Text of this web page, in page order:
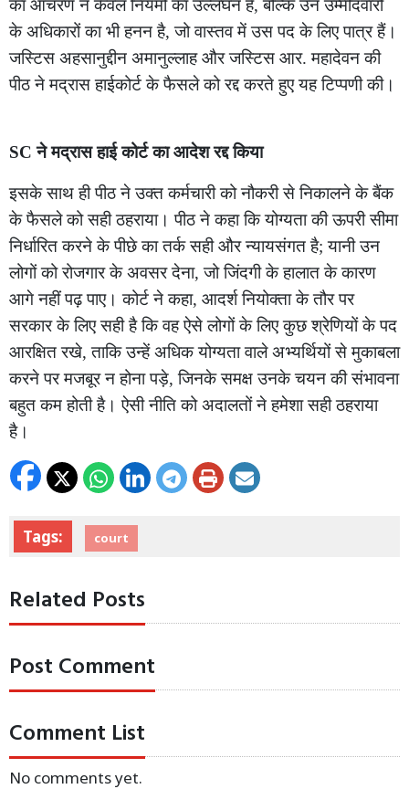
का आचरण न केवल नियमों का उल्लंघन है, बल्कि उन उम्मीदवारों
के अधिकारों का भी हनन है, जो वास्तव में उस पद के लिए पात्र हैं।
जस्टिस अहसानुद्दीन अमानुल्लाह और जस्टिस आर. महादेवन की
पीठ ने मद्रास हाईकोर्ट के फैसले को रद्द करते हुए यह टिप्पणी की।
SC ने मद्रास हाई कोर्ट का आदेश रद्द किया
इसके साथ ही पीठ ने उक्त कर्मचारी को नौकरी से निकालने के बैंक
के फैसले को सही ठहराया। पीठ ने कहा कि योग्यता की ऊपरी सीमा
निर्धारित करने के पीछे का तर्क सही और न्यायसंगत है; यानी उन
लोगों को रोजगार के अवसर देना, जो जिंदगी के हालात के कारण
आगे नहीं पढ़ पाए। कोर्ट ने कहा, आदर्श नियोक्ता के तौर पर
सरकार के लिए सही है कि वह ऐसे लोगों के लिए कुछ श्रेणियों के पद
आरक्षित रखे, ताकि उन्हें अधिक योग्यता वाले अभ्यर्थियों से मुकाबला
करने पर मजबूर न होना पड़े, जिनके समक्ष उनके चयन की संभावना
बहुत कम होती है। ऐसी नीति को अदालतों ने हमेशा सही ठहराया
है।
Tags: court
Related Posts
Post Comment
Comment List
No comments yet.